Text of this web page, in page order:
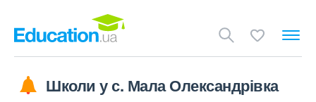
Школи у с. Мала Олександрівка